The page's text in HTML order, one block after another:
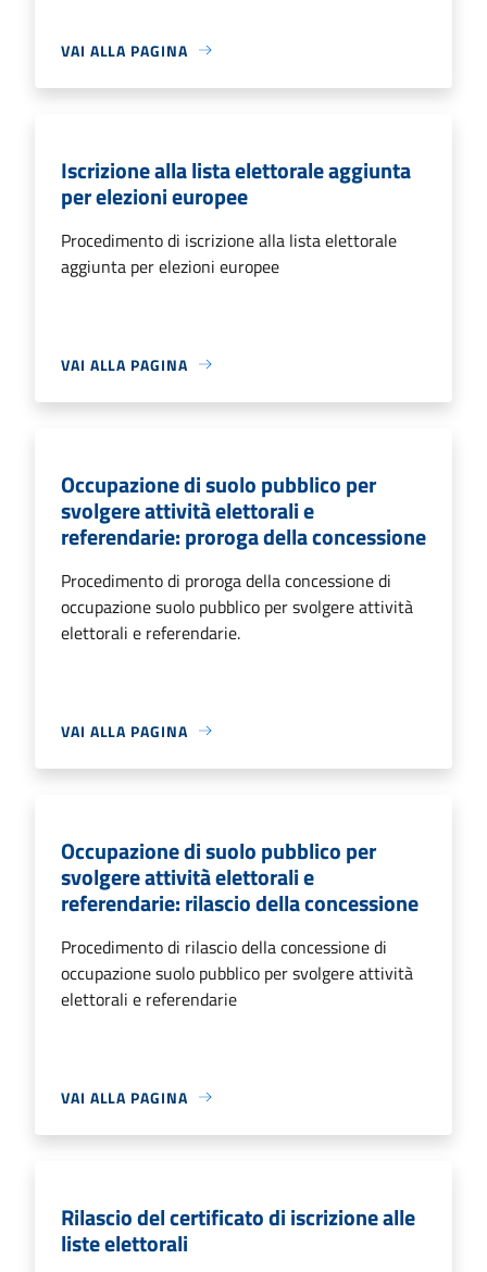
VAI ALLA PAGINA
Iscrizione alla lista elettorale aggiunta
per elezioni europee
Procedimento di iscrizione alla lista elettorale
aggiunta per elezioni europee
VAI ALLA PAGINA
Occupazione di suolo pubblico per
svolgere attività elettorali e
referendarie: proroga della concessione
Procedimento di proroga della concessione di
occupazione suolo pubblico per svolgere attività
elettorali e referendarie.
VAI ALLA PAGINA
Occupazione di suolo pubblico per
svolgere attività elettorali e
referendarie: rilascio della concessione
Procedimento di rilascio della concessione di
occupazione suolo pubblico per svolgere attività
elettorali e referendarie
VAI ALLA PAGINA
Rilascio del certificato di iscrizione alle
liste elettorali